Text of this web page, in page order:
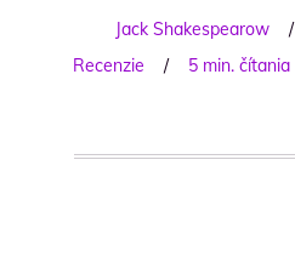
Jack Shakespearow /
Recenzie
/ 5 min. čítania